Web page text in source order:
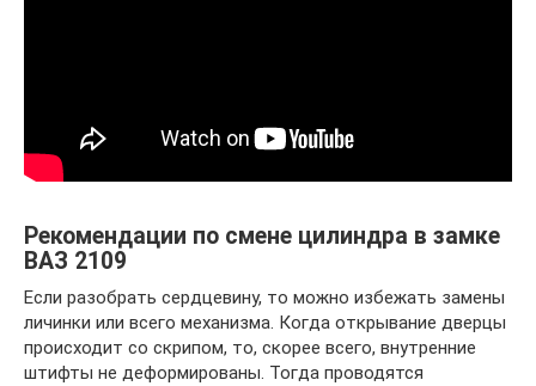
Рекомендации по смене цилиндра в замке
ВАЗ 2109
Если разобрать сердцевину, то можно избежать замены
личинки или всего механизма. Когда открывание дверцы
происходит со скрипом, то, скорее всего, внутренние
штифты не деформированы. Тогда проводятся